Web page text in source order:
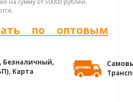
на сумму от 50000 рублей.
по оптовым
Безналичный,
Карта